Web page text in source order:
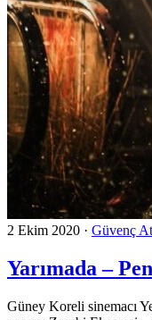
2 Ekim 2020 · Güvenç
Yarımada –
Güney Koreli sinemacı